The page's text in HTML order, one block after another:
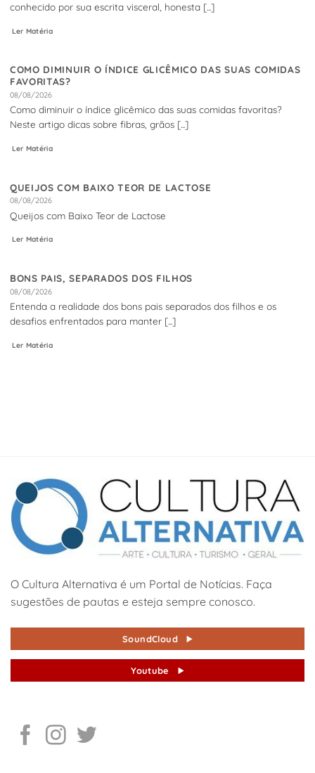
conhecido por sua escrita visceral, honesta [...]
Ler Matéria
COMO DIMINUIR O ÍNDICE GLICÊMICO DAS SUAS COMIDAS
FAVORITAS?
08/08/2026
Como diminuir o índice glicêmico das suas comidas favoritas?
Neste artigo dicas sobre fibras, grãos [...]
Ler Matéria
QUEIJOS COM BAIXO TEOR DE LACTOSE
08/08/2026
Queijos com Baixo Teor de Lactose
Ler Matéria
BONS PAIS, SEPARADOS DOS FILHOS
08/08/2026
Entenda a realidade dos bons pais separados dos filhos e os
desafios enfrentados para manter [...]
Ler Matéria
O Cultura Alternativa é um Portal de Notícias. Faça
sugestões de pautas e esteja sempre conosco.
SoundCloud
Youtube